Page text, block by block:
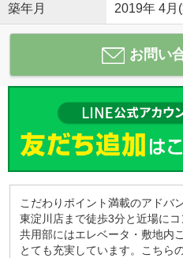
築年月 2019年 4月
お問い
こだわりポイント満載のアドバ
東淀川店まで徒歩3分と近場にコ
共用部にはエレベータ・敷地内
とても充実しています。こちら